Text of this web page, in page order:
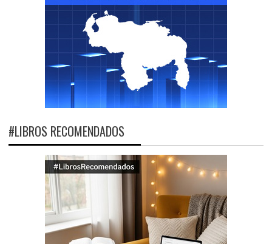
#LIBROS RECOMENDADOS